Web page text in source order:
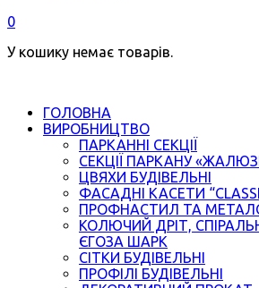
0
У кошику немає товарів.
ГОЛОВНА
ВИРОБНИЦТВО
ПАРКАННІ СЕКЦІЇ
СЕКЦІЇ ПАРКАНУ
ЦВЯХИ БУДІВЕЛЬНІ
ФАСАДНІ КАСЕТИ
ПРОФНАСТИЛ ТА
КОЛЮЧИЙ ДРІТ,
ЄГОЗА ШАРК
СІТКИ БУДІВЕЛЬНІ
ПРОФІЛІ БУДІВЕЛЬНІ